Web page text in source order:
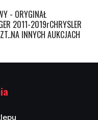
- ORYGINAŁ
2011-2019rCHRYSLER
INNYCH AUKCJACH